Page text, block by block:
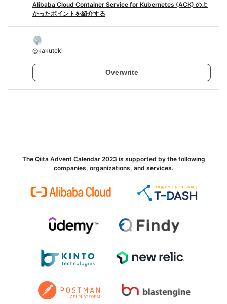
Alibaba Cloud Container Service for Kubernetes (ACK) のよ
かったポイントを紹介する
@kakuteki
Overwrite
The Qiita Advent Calendar 2023 is supported by the following
companies, organizations, and services.